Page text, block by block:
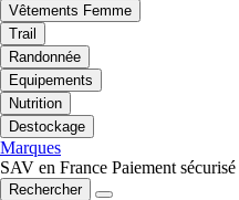
Vêtements Femme
Trail
Randonnée
Equipements
Nutrition
Destockage
Marques
SAV en France Paiement sécurisé
Rechercher